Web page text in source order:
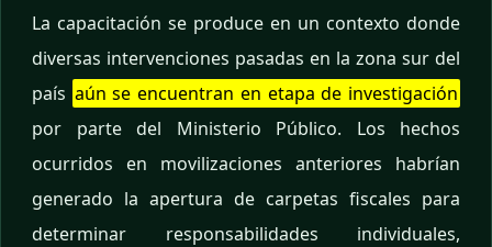
La capacitación se produce en un contexto donde
diversas intervenciones pasadas en la zona sur del
país aún se encuentran en etapa de investigación
por parte del Ministerio Público. Los hechos
ocurridos en movilizaciones anteriores habrían
generado la apertura de carpetas fiscales para
determinar responsabilidades individuales,